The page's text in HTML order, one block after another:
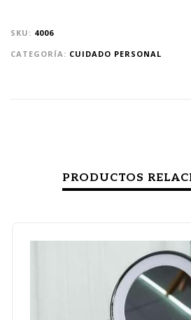
SKU: 4006
CATEGORÍA: CUIDADO PERSONAL
PRODUCTOS